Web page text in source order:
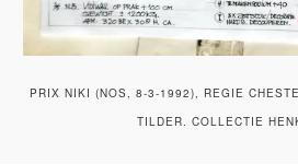
PRIX NIKI (NOS, 8-3-1992), REGIE
TILDER. COLLECTIE